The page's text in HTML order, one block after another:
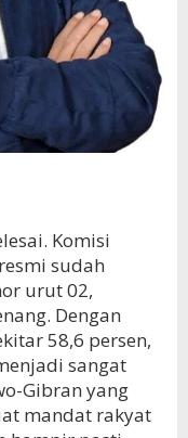
Komisi
sudah
urut 02,
Dengan
58,6 persen,
sangat
Gibran yang
mandat rakyat